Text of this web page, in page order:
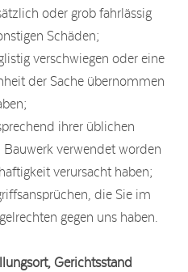
oder grob fahrlässig
Schäden;
verschwiegen oder eine
der Sache übernommen
ihrer üblichen
verwendet worden
verursacht haben;
die Sie im
gegen uns haben.
Gerichtsstand